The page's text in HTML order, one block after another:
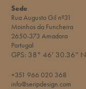
Sede
Rua Augusto Gil nº31
Moinhos da Funcheira
2650-373 Amadora
Portugal
GPS: 38° 46' 30.36'' N
+351 966 020 368
info@seripdesign.com